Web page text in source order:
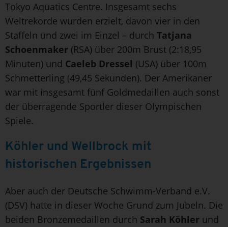
Tokyo Aquatics Centre. Insgesamt sechs
Weltrekorde wurden erzielt, davon vier in den
Staffeln und zwei im Einzel – durch Tatjana
Schoenmaker (RSA) über 200m Brust (2:18,95
Minuten) und Caeleb Dressel (USA) über 100m
Schmetterling (49,45 Sekunden). Der Amerikaner
war mit insgesamt fünf Goldmedaillen auch sonst
der überragende Sportler dieser Olympischen
Spiele.
Köhler und Wellbrock mit
historischen Ergebnissen
Aber auch der Deutsche Schwimm-Verband e.V.
(DSV) hatte in dieser Woche Grund zum Jubeln. Die
beiden Bronzemedaillen durch Sarah Köhler und